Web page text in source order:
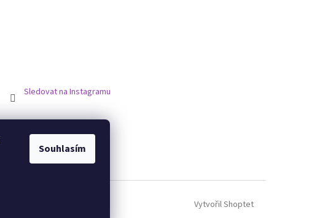
Souhlasím
Sledovat na Instagramu
Vytvořil Shoptet